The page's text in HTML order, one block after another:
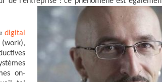
digital
on-